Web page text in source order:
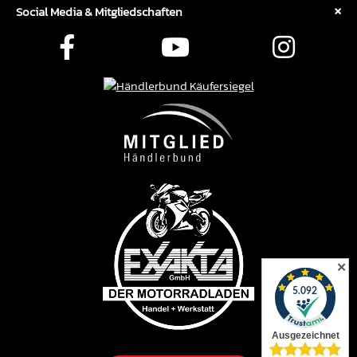
Social Media & Mitgliedschaften
✕